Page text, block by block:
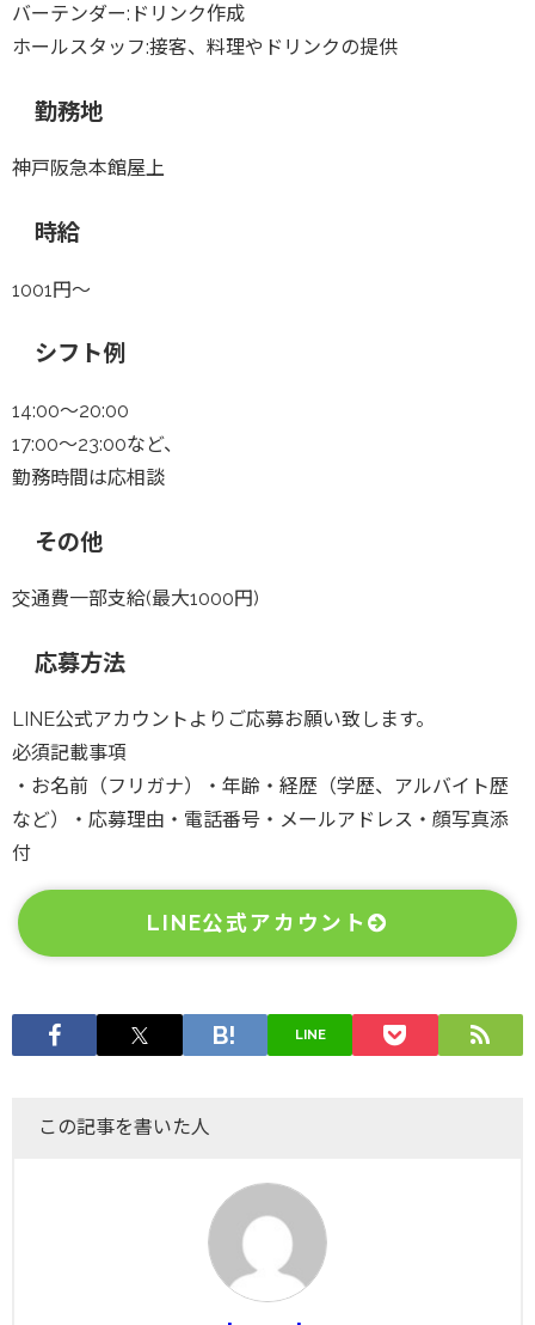
バーテンダー:ドリンク作成
ホールスタッフ:接客、料理やドリンクの提供
勤務地
神戸阪急本館屋上
時給
1001円〜
シフト例
14:00〜20:00
17:00〜23:00など、
勤務時間は応相談
その他
交通費一部支給(最大1000円)
応募方法
LINE公式アカウントよりご応募お願い致します。
必須記載事項
・お名前（フリガナ）・年齢・経歴（学歴、アルバイト歴
など）・応募理由・電話番号・メールアドレス・顔写真添
付
LINE公式アカウント
LINE
この記事を書いた人